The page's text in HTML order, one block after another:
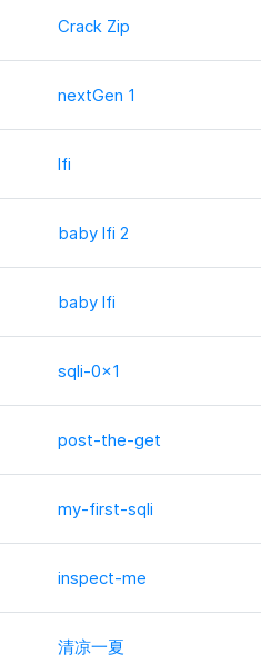
Crack Zip
nextGen 1
lfi
baby lfi 2
baby lfi
sqli-0x1
post-the-get
my-first-sqli
inspect-me
清凉一夏